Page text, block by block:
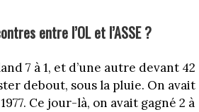
entre l’OL et l’ASSE ?
7 à 1, et d’une autre devant 42
debout, sous la pluie. On avait
Ce jour-là, on avait gagné 2 à